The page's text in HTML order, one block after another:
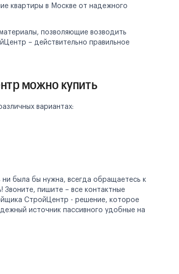
квартиры в Москве от надежного
позволяющие возводить
– действительно правильное
можно купить
вариантах:
была бы нужна, всегда обращаетесь к
пишите – все контактные
СтройЦентр - решение, которое
источник пассивного удобные на